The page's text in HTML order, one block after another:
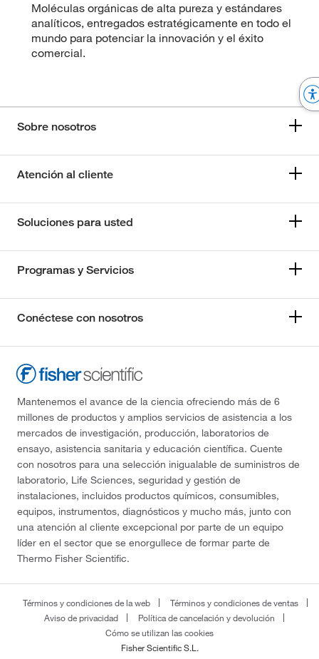
Moléculas orgánicas de alta pureza y estándares
analíticos, entregados estratégicamente en todo el
mundo para potenciar la innovación y el éxito
comercial.
Sobre nosotros
Atención al cliente
Soluciones para usted
Programas y Servicios
Conéctese con nosotros
Mantenemos el avance de la ciencia ofreciendo más de 6
millones de productos y amplios servicios de asistencia a los
mercados de investigación, producción, laboratorios de
ensayo, asistencia sanitaria y educación científica. Cuente
con nosotros para una selección inigualable de suministros de
laboratorio, Life Sciences, seguridad y gestión de
instalaciones, incluidos productos químicos, consumibles,
equipos, instrumentos, diagnósticos y mucho más, junto con
una atención al cliente excepcional por parte de un equipo
líder en el sector que se enorgullece de formar parte de
Thermo Fisher Scientific.
Términos y condiciones de la web
Términos y condiciones de ventas
Aviso de privacidad
Política de cancelación y devolución
Cómo se utilizan las cookies
Fisher Scientific S.L.